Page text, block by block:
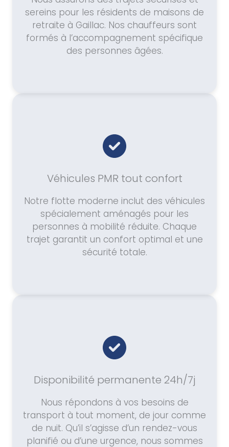
sereins pour les résidents de maisons de
retraite à Gaillac. Nos chauffeurs sont
formés à l’accompagnement spécifique
des personnes âgées.
Véhicules PMR tout confort
Notre flotte moderne inclut des véhicules
spécialement aménagés pour les
personnes à mobilité réduite. Chaque
trajet garantit un confort optimal et une
sécurité totale.
Disponibilité permanente 24h/7j
Nous répondons à vos besoins de
transport à tout moment, de jour comme
de nuit. Qu’il s’agisse d’un rendez-vous
planifié ou d’une urgence, nous sommes